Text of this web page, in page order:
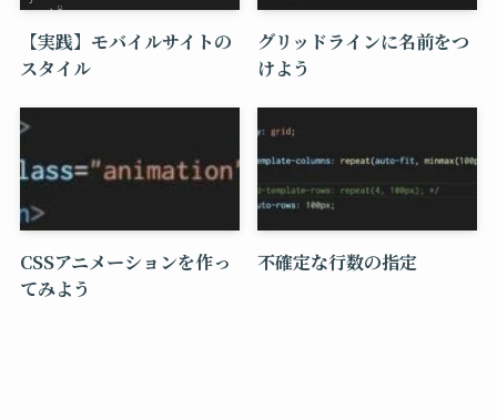
【実践】モバイルサイトの
スタイル
グリッドラインに名前をつ
けよう
CSSアニメーションを作っ
てみよう
不確定な行数の指定